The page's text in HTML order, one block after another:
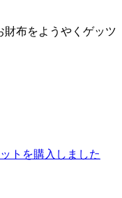
財布をようやくゲッツ
トを購入しました